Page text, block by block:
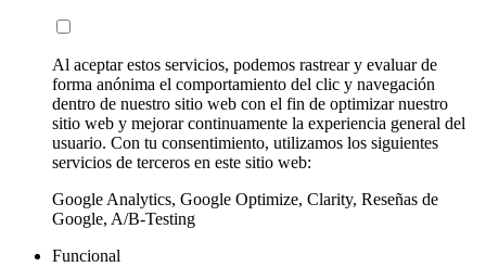
Al aceptar estos servicios, podemos rastrear y evaluar de
forma anónima el comportamiento del clic y navegación
dentro de nuestro sitio web con el fin de optimizar nuestro
sitio web y mejorar continuamente la experiencia general del
usuario. Con tu consentimiento, utilizamos los siguientes
servicios de terceros en este sitio web:
Google Analytics, Google Optimize, Clarity, Reseñas de
Google, A/B-Testing
Funcional